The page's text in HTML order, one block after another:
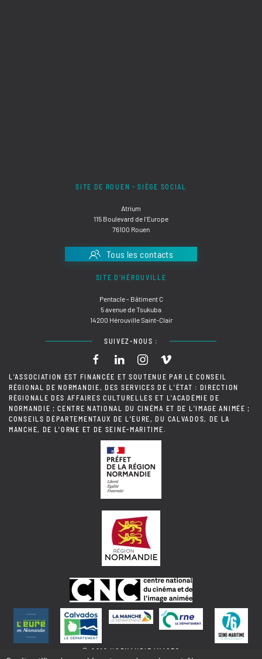
SITE DE ROUEN - SIÈGE SOCIAL
Atrium
115 Boulevard de l'Europe
76100 Rouen
Tous les contacts
SITE D'HÉROUVILLE
Pentacle - Bâtiment C
5 avenue de Tsukuba
14200 Hérouville Saint-Clair
SUIVEZ-NOUS :
L'ASSOCIATION EST FINANCÉE ET SOUTENUE PAR LE CONSEIL
RÉGIONAL DE NORMANDIE, DES SERVICES DE L'ÉTAT : DIRECTION
RÉGIONALE DES AFFAIRES CULTURELLES ET L'ACADÉMIE DE
NORMANDIE ; CENTRE NATIONAL DU CINÉMA ET DE L'IMAGE ANIMÉE ;
CONSEILS DÉPARTEMENTAUX DE L'EURE, DU CALVADOS, DE LA
MANCHE, DE L'ORNE ET DE SEINE-MARITIME.
© 2018 NORMANDIE IMAGES